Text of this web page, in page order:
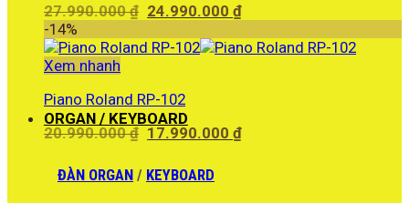
27.990.000₫ Giá
là:
24.990.000₫Giá
tại
-14%
Xem nhanh
Piano Roland RP-102
20.990.000₫ Giá
là:
20.990.000 ₫.
17.990.000₫Giá
ORGAN / KEYBOARD
ĐÀN ORGAN / KEYBOARD